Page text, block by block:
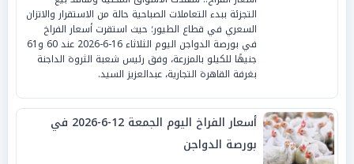
التجزئة ببدء التعاملات الصباحية حالة من الاستقرار والاتزان
السعري في قطاع الطيور؛ حيث استقرت أسعار الفراخ
في بورصة الدواجن اليوم الثلاثاء 16-6-2026 عند 60 و61
جنيهًا للكيلو بالمزرعة، وفق رئيس شعبة الثروة الداجنة
بغرفة القاهرة التجارية، عبدالعزيز السيد.
أسعار الفراخ اليوم الجمعة 12-6-2026 في
بورصة الدواجن